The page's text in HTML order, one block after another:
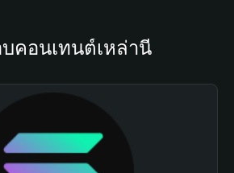
คอนเทนต์เหล่านี้